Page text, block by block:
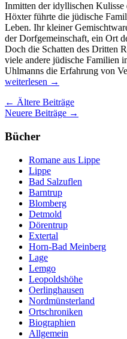
Inmitten der idyllischen
Höxter führte die jüdische
Leben. Ihr kleiner
der Dorfgemeinschaft, ein Ort
Doch die Schatten des Dritten
viele andere jüdische Familien
Uhlmanns die Erfahrung von
weiterlesen →
Beitragsnavigation
← Ältere Beiträge
Neuere Beiträge →
Bücher
Romane aus Lippe
Lippe
Bad Salzuflen
Barntrup
Blomberg
Detmold
Dörentrup
Extertal
Horn-Bad Meinberg
Lage
Lemgo
Leopoldshöhe
Oerlinghausen
Nordmünsterland
Ortschroniken
Biographien
Allgemein